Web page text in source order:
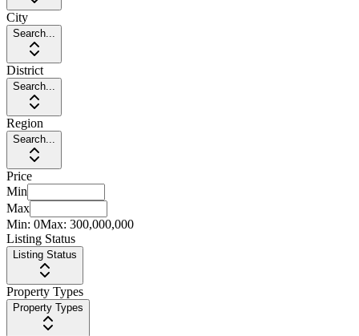
City
Search...
District
Search...
Region
Search...
Price
Min
Max
Min: 0Max: 300,000,000
Listing Status
Listing Status
Property Types
Property Types